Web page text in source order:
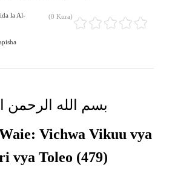
la Al-
(0 Kura)
بسم الله الرحمن
Vichwa Vikuu vya
vya Toleo (479)